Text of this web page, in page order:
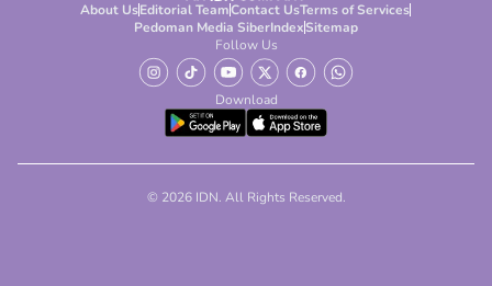
About UsEditorial TeamContact UsTerms of Services
Pedoman Media SiberIndexSitemap
Follow Us
Download
© 2026 IDN. All Rights Reserved.